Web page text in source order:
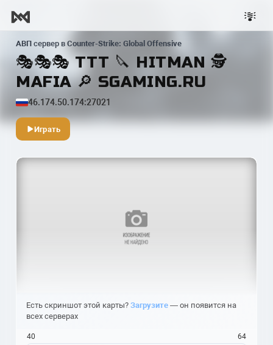
АВП сервер в Counter-Strike: Global Offensive
🎭🎭🎭 TTT 🔪 HITMAN 🕵️
MAFIA 🔎 SGAMING.RU
46.174.50.174:27021
Играть
Есть скриншот этой карты? Загрузите — он появится на
всех серверах
40 64